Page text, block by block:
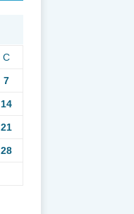
C
7
14
21
28